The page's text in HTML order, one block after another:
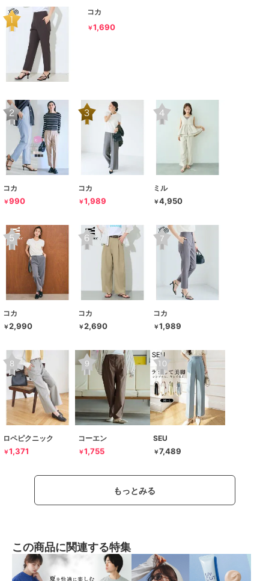
コカ
￥1,690
コカ
￥990
コカ
￥1,989
ミル
￥4,950
コカ
￥2,990
コカ
￥2,690
コカ
￥1,989
ロペピクニック
￥1,371
コーエン
￥1,755
SEU
￥7,489
もっとみる
この商品に関連する特集